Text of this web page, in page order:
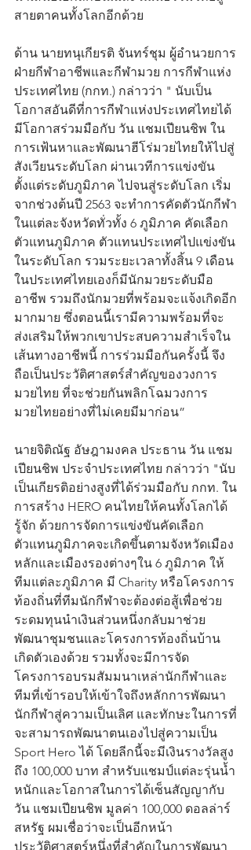
สายตาคนทั้งโลกอีกด้วย
ด้าน นายทนุเกียรติ จันทร์ชุม ผู้อำนวยการ
ฝ่ายกีฬาอาชีพและกีฬามวย การกีฬาแห่ง
ประเทศไทย (กกท.) กล่าวว่า " นับเป็น
โอกาสอันดีที่การกีฬาแห่งประเทศไทยได้
มีโอกาสร่วมมือกับ วัน แชมเปียนชิพ ใน
การเฟ้นหาและพัฒนาฮีโร่มวยไทยให้ไปสู่
สังเวียนระดับโลก ผ่านเวทีการแข่งขัน
ตั้งแต่ระดับภูมิภาค ไปจนสู่ระดับโลก เริ่ม
จากช่วงต้นปี 2563 จะทำการคัดตัวนักกีฬา
ในแต่ละจังหวัดทั่วทั้ง 6 ภูมิภาค คัดเลือก
ตัวแทนภูมิภาค ตัวแทนประเทศไปแข่งขัน
ในระดับโลก รวมระยะเวลาทั้งสิ้น 9 เดือน
ในประเทศไทยเองก็มีนักมวยระดับมือ
อาชีพ รวมถึงนักมวยที่พร้อมจะแจ้งเกิดอีก
มากมาย ซึ่งตอนนี้เรามีความพร้อมที่จะ
ส่งเสริมให้พวกเขาประสบความสำเร็จใน
เส้นทางอาชีพนี้ การร่วมมือกันครั้งนี้ จึง
ถือเป็นประวัติศาสตร์สำคัญของวงการ
มวยไทย ที่จะช่วยกันพลิกโฉมวงการ
มวยไทยอย่างที่ไม่เคยมีมาก่อน”
นายจิติณัฐ อัษฎามงคล ประธาน วัน แชม
เปียนชิพ ประจำประเทศไทย กล่าวว่า "นับ
เป็นเกียรติอย่างสูงที่ได้ร่วมมือกับ กกท. ใน
การสร้าง HERO คนไทยให้คนทั้งโลกได้
รู้จัก ด้วยการจัดการแข่งขันคัดเลือก
ตัวแทนภูมิภาคจะเกิดขึ้นตามจังหวัดเมือง
หลักและเมืองรองต่างๆใน 6 ภูมิภาค ให้
ทีมแต่ละภูมิภาค มี Charity หรือโครงการ
ท้องถิ่นที่ทีมนักกีฬาจะต้องต่อสู้เพื่อช่วย
ระดมทุนนำเงินส่วนหนึ่งกลับมาช่วย
พัฒนาชุมชนและโครงการท้องถิ่นบ้าน
เกิดตัวเองด้วย รวมทั้งจะมีการจัด
โครงการอบรมสัมมนาเหล่านักกีฬาและ
ทีมที่เข้ารอบให้เข้าใจถึงหลักการพัฒนา
นักกีฬาสู่ความเป็นเลิศ และทักษะในการที่
จะสามารถพัฒนาตนเองไปสู่ความเป็น
Sport Hero ได้ โดยลีกนี้จะมีเงินรางวัลสูง
ถึง 100,000 บาท สำหรับแชมป์แต่ละรุ่นน้ำ
หนักและโอกาสในการได้เซ็นสัญญากับ
วัน แชมเปียนชิพ มูลค่า 100,000 ดอลล่าร์
สหรัฐ ผมเชื่อว่าจะเป็นอีกหน้า
ประวัติศาสตร์หนึ่งที่สำคัญในการพัฒนา